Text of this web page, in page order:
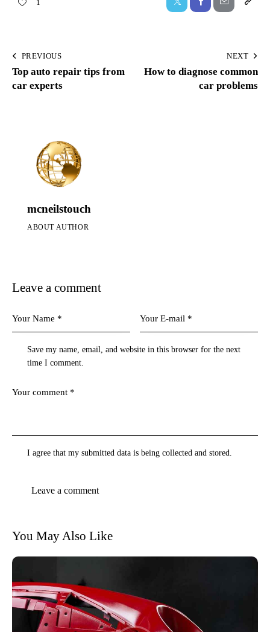
1
PREVIOUS
Top auto repair tips from
car experts
NEXT
How to diagnose common
car problems
mcneilstouch
ABOUT AUTHOR
Leave a comment
Save my name, email, and website in this browser for the next
time I comment.
I agree that my submitted data is being collected and stored.
You May Also Like